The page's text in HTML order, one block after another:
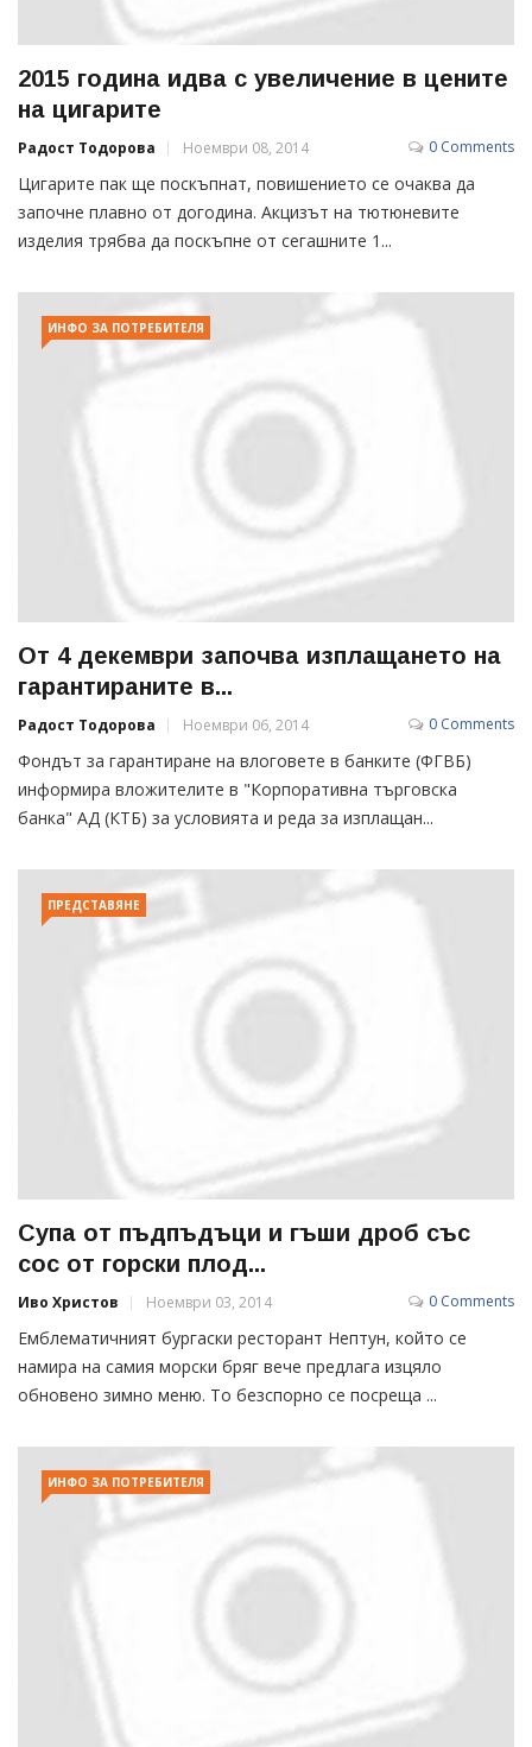
2015 година идва с увеличение в цените
на цигарите
Радост Тодорова Ноември 08, 2014 0 Comments
Цигарите пак ще поскъпнат, повишението се очаква да
започне плавно от догодина. Акцизът на тютюневите
изделия трябва да поскъпне от сегашните 1...
ИНФО ЗА ПОТРЕБИТЕЛЯ
От 4 декември започва изплащането на
гарантираните в...
Радост Тодорова Ноември 06, 2014 0 Comments
Фондът за гарантиране на влоговете в банките (ФГВБ)
информира вложителите в "Корпоративна търговска
банка" АД (КТБ) за условията и реда за изплащан...
ПРЕДСТАВЯНЕ
Супа от пъдпъдъци и гъши дроб със
сос от горски плод...
Иво Христов Ноември 03, 2014 0 Comments
Емблематичният бургаски ресторант Нептун, който се
намира на самия морски бряг вече предлага изцяло
обновено зимно меню. То безспорно се посреща ...
ИНФО ЗА ПОТРЕБИТЕЛЯ